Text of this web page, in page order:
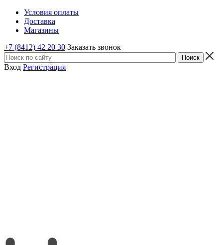
Условия оплаты
Доставка
Магазины
+7 (8412) 42 20 30 Заказать звонок
Вход Регистрация